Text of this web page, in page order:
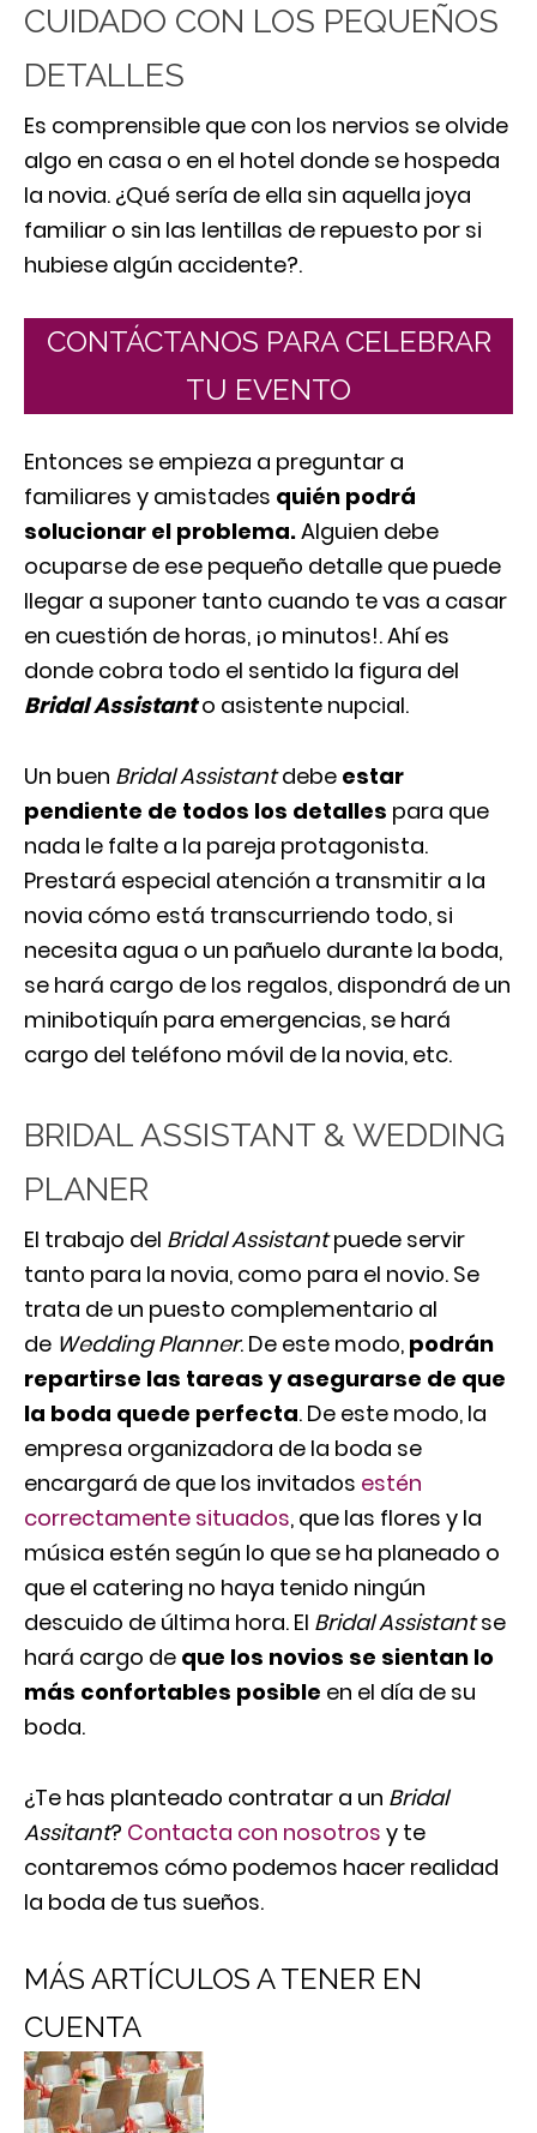
CUIDADO CON LOS PEQUEÑOS
DETALLES
Es comprensible que con los nervios se olvide
algo en casa o en el hotel donde se hospeda
la novia. ¿Qué sería de ella sin aquella joya
familiar o sin las lentillas de repuesto por si
hubiese algún accidente?.
CONTÁCTANOS PARA CELEBRAR
TU EVENTO
Entonces se empieza a preguntar a
familiares y amistades quién podrá
solucionar el problema.Alguien debe
ocuparse de ese pequeño detalle que puede
llegar a suponer tanto cuando te vas a casar
en cuestión de horas, ¡o minutos!. Ahí es
donde cobra todo el sentido la figura del
Bridal Assistanto asistente nupcial.
Un buen Bridal Assistantdebe estar
pendiente de todos los detalles para que
nada le falte a la pareja protagonista.
Prestará especial atención a transmitir a la
novia cómo está transcurriendo todo, si
necesita agua o un pañuelo durante la boda,
se hará cargo de los regalos, dispondrá de un
minibotiquín para emergencias, se hará
cargo del teléfono móvil de la novia, etc.
BRIDAL ASSISTANT & WEDDING
PLANER
El trabajo del Bridal Assistantpuede servir
tanto para la novia, como para el novio. Se
trata de un puesto complementario al
de Wedding Planner. De este modo, podrán
repartirse las tareas y asegurarse de que
la boda quede perfecta. De este modo, la
empresa organizadora de la boda se
encargará de que los invitados estén
correctamente situados, que las flores y la
música estén según lo que se ha planeado o
que el catering no haya tenido ningún
descuido de última hora. El BridalAssistantse
hará cargo de que los novios se sientan lo
más confortables posible en el día de su
boda.
¿Te has planteado contratar a un Bridal
Assitant? Contacta con nosotros y te
contaremos cómo podemos hacer realidad
la boda de tus sueños.
MÁS ARTÍCULOS A TENER EN
CUENTA